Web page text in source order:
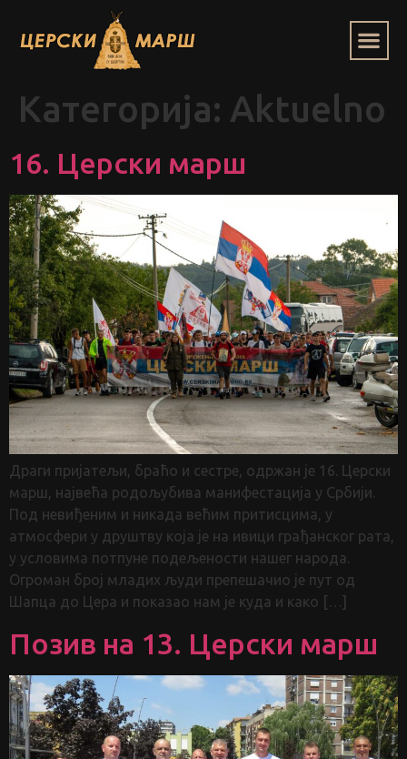
Категорија: Aktuelno
16. Церски марш
Драги пријатељи, браћо и сестре, одржан je 16. Церски
марш, највећа родољубива манифестација у Србији.
Под невиђеним и никада већим притисцима, у
атмосфери у друштву која је на ивици грађанског рата,
у условима потпуне подељености нашег народа.
Огроман број младих људи препешачио je пут од
Шапца до Цера и показао нам је куда и како […]
Позив на 13. Церски марш